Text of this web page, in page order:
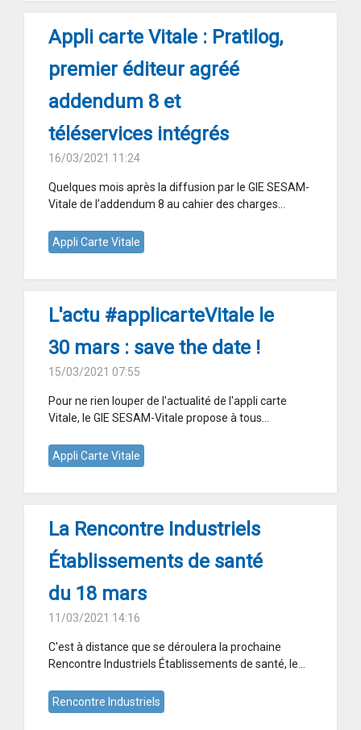
Appli carte Vitale : Pratilog,
premier éditeur agréé
addendum 8 et
téléservices intégrés
16/03/2021 11:24
Quelques mois après la diffusion par le GIE SESAM-
Vitale de l’addendum 8 au cahier des charges...
Appli Carte Vitale
L'actu #applicarteVitale le
30 mars : save the date !
15/03/2021 07:55
Pour ne rien louper de l'actualité de l'appli carte
Vitale, le GIE SESAM-Vitale propose à tous...
Appli Carte Vitale
La Rencontre Industriels
Établissements de santé
du 18 mars
11/03/2021 14:16
C'est à distance que se déroulera la prochaine
Rencontre Industriels Établissements de santé, le...
Rencontre Industriels